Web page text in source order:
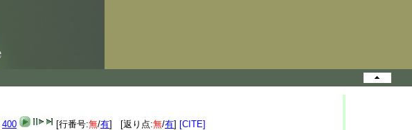
400 [行番号:無/有] [返り点:無/有] [CITE]